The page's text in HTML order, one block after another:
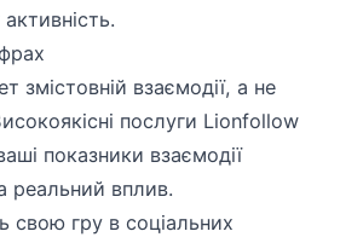
змістовній взаємодії, а не
послуги Lionfollow
показники взаємодії
реальний вплив.
свою гру в соціальних